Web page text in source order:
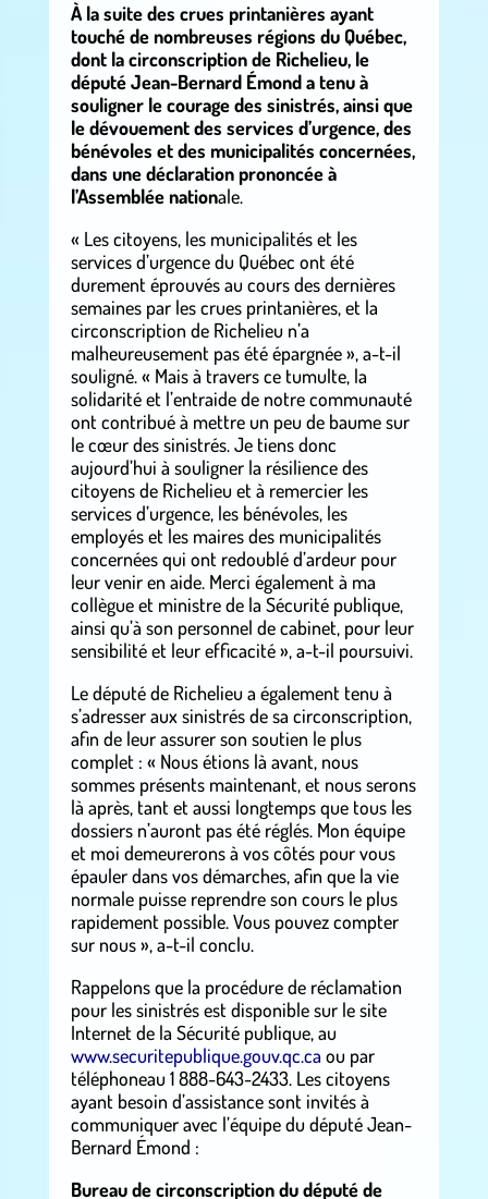
À la suite des crues printanières ayant
touché de nombreuses régions du Québec,
dont la circonscription de Richelieu, le
député Jean-Bernard Émond a tenu à
souligner le courage des sinistrés, ainsi que
le dévouement des services d’urgence, des
bénévoles et des municipalités concernées,
dans une déclaration prononcée à
l’Assemblée nationale.
« Les citoyens, les municipalités et les
services d’urgence du Québec ont été
durement éprouvés au cours des dernières
semaines par les crues printanières, et la
circonscription de Richelieu n’a
malheureusement pas été épargnée », a-t-il
souligné. « Mais à travers ce tumulte, la
solidarité et l’entraide de notre communauté
ont contribué à mettre un peu de baume sur
le cœur des sinistrés. Je tiens donc
aujourd’hui à souligner la résilience des
citoyens de Richelieu et à remercier les
services d’urgence, les bénévoles, les
employés et les maires des municipalités
concernées qui ont redoublé d’ardeur pour
leur venir en aide. Merci également à ma
collègue et ministre de la Sécurité publique,
ainsi qu’à son personnel de cabinet, pour leur
sensibilité et leur efficacité », a-t-il poursuivi.
Le député de Richelieu a également tenu à
s’adresser aux sinistrés de sa circonscription,
afin de leur assurer son soutien le plus
complet : « Nous étions là avant, nous
sommes présents maintenant, et nous serons
là après, tant et aussi longtemps que tous les
dossiers n’auront pas été réglés. Mon équipe
et moi demeurerons à vos côtés pour vous
épauler dans vos démarches, afin que la vie
normale puisse reprendre son cours le plus
rapidement possible. Vous pouvez compter
sur nous », a-t-il conclu.
Rappelons que la procédure de réclamation
pour les sinistrés est disponible sur le site
Internet de la Sécurité publique, au
www.securitepublique.gouv.qc.ca ou par
téléphoneau 1 888-643-2433. Les citoyens
ayant besoin d’assistance sont invités à
communiquer avec l’équipe du député Jean-
Bernard Émond :
Bureau de circonscription du député de